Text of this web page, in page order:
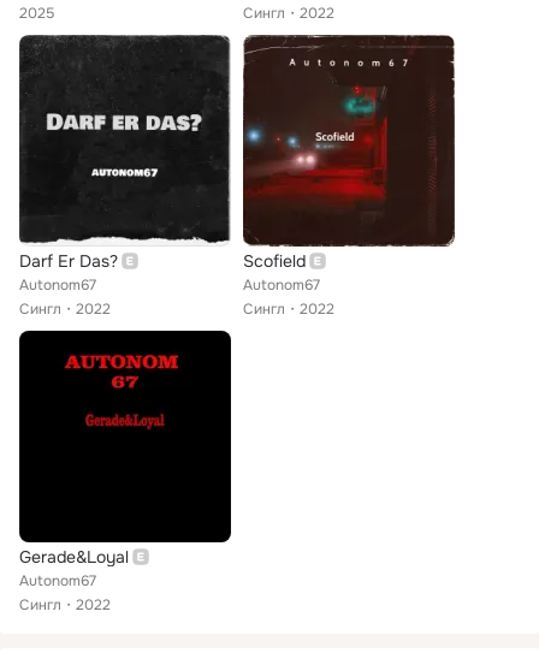
2025
Сингл
2022
Darf Er Das?
Autonom67
Сингл
2022
Scofield
Autonom67
Сингл
2022
Gerade&Loyal
Autonom67
Сингл
2022